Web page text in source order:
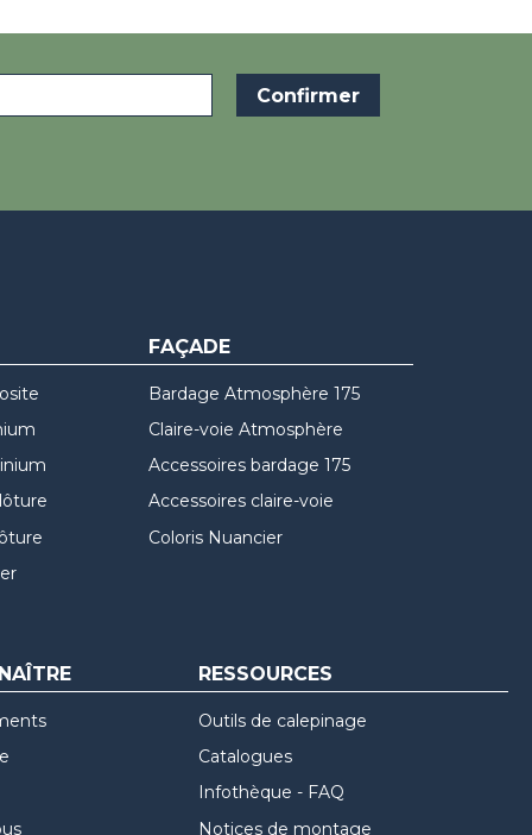
FAÇADE
Bardage Atmosphère 175
Claire-voie Atmosphère
Accessoires bardage 175
Accessoires claire-voie
Coloris Nuancier
RESSOURCES
Outils de calepinage
Catalogues
Infothèque - FAQ
Notices de montage